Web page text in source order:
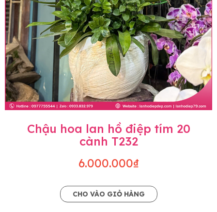
Chậu hoa lan hồ điệp tím 20
cành T232
6.000.000₫
CHO VÀO GIỎ HÀNG